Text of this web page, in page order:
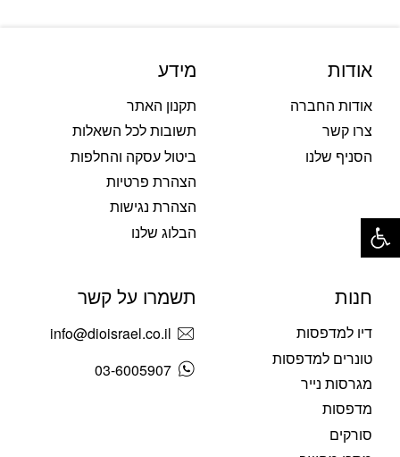
אודות
אודות החברה
צרו קשר
הסניף שלנו
מידע
תקנון האתר
תשובות לכל השאלות
ביטול עסקה והחלפות
הצהרת פרטיות
הצהרת נגישות
הבלוג שלנו
חנות
דיו למדפסות
טונרים למדפסות
מגרסות נייר
מדפסות
סורקים
תשמרו על קשר
info@dioisrael.co.il
03-6005907
פתח סרגל נגישות